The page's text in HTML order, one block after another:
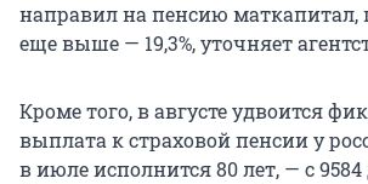
направил на пенсию маткапитал,
еще выше — 19,3%, уточняет
Кроме того, в августе удвоится
выплата к страховой пенсии у
в июле исполнится 80 лет, — с 9584